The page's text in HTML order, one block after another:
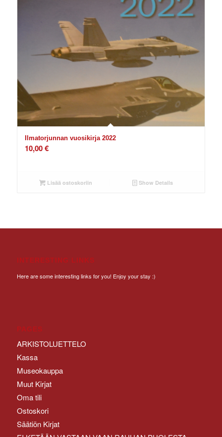
Ilmatorjunnan vuosikirja 2022
10,00€
Lisää ostoskoriin Show Details
INTERESTING LINKS
Here are some interesting links for you! Enjoy your stay :)
PAGES
ARKISTOLUETTELO
Kassa
Museokauppa
Muut Kirjat
Oma tili
Ostoskori
Säätiön Kirjat